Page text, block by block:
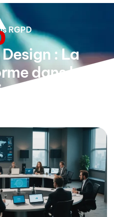
RGPD
: La
dans la
de pointe